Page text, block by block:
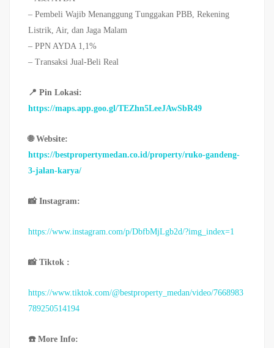
– Pembeli Wajib Menanggung Tunggakan PBB, Rekening
Listrik, Air, dan Jaga Malam
– PPN AYDA 1,1%
– Transaksi Jual-Beli Real
📍 Pin Lokasi:
https://maps.app.goo.gl/TEZhn5LeeJAwSbR49
🌐 Website:
https://bestpropertymedan.co.id/property/ruko-gandeng-
3-jalan-karya/
📸 Instagram:
https://www.instagram.com/p/DbfbMjLgb2d/?img_index=1
📸 Tiktok :
https://www.tiktok.com/@bestproperty_medan/video/7668983
789250514194
☎️ More Info: